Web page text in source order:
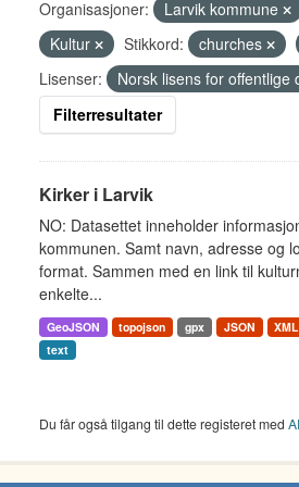
Organisasjoner:
Larvik kommune
Kultur
Stikkord: churches
Lisenser:
Norsk lisens for offentlige
Filterresultater
Kirker i Larvik
NO: Datasettet inneholder
kommunen. Samt navn, adresse og
format. Sammen med en link til
enkelte...
GeoJSON topojson gpx JSON XML
text
Du får også tilgang til dette registeret med